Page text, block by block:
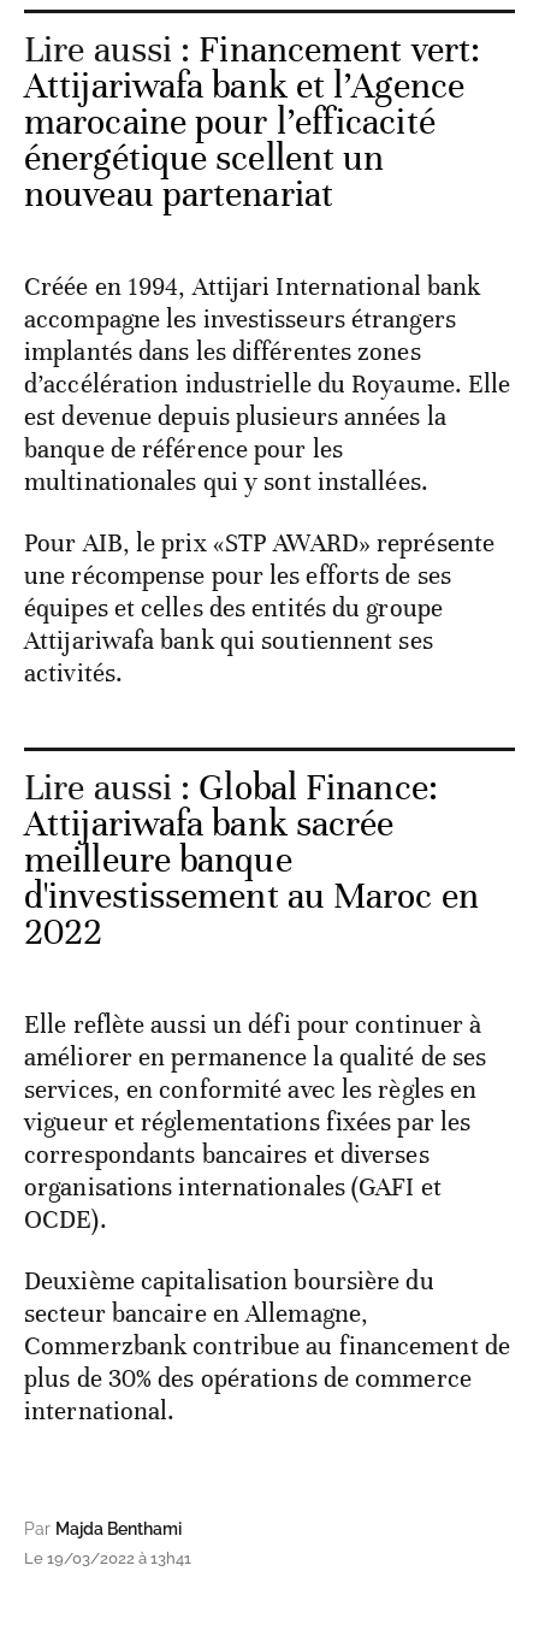
Lire aussi : Financement vert:
Attijariwafa bank et l’Agence
marocaine pour l’efficacité
énergétique scellent un
nouveau partenariat
Créée en 1994, Attijari International bank
accompagne les investisseurs étrangers
implantés dans les différentes zones
d’accélération industrielle du Royaume. Elle
est devenue depuis plusieurs années la
banque de référence pour les
multinationales qui y sont installées.
Pour AIB, le prix «STP AWARD» représente
une récompense pour les efforts de ses
équipes et celles des entités du groupe
Attijariwafa bank qui soutiennent ses
activités.
Lire aussi : Global Finance:
Attijariwafa bank sacrée
meilleure banque
d'investissement au Maroc en
2022
Elle reflète aussi un défi pour continuer à
améliorer en permanence la qualité de ses
services, en conformité avec les règles en
vigueur et réglementations fixées par les
correspondants bancaires et diverses
organisations internationales (GAFI et
OCDE).
Deuxième capitalisation boursière du
secteur bancaire en Allemagne,
Commerzbank contribue au financement de
plus de 30% des opérations de commerce
international.
Par Majda Benthami
Le 19/03/2022 à 13h41